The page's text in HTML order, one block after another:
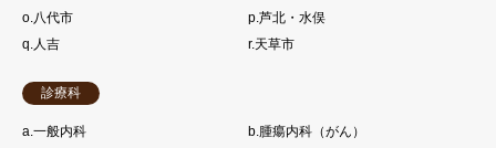
o.八代市
p.芦北・水俣
q.人吉
r.天草市
診療科
a.一般内科
b.腫瘍内科（がん）